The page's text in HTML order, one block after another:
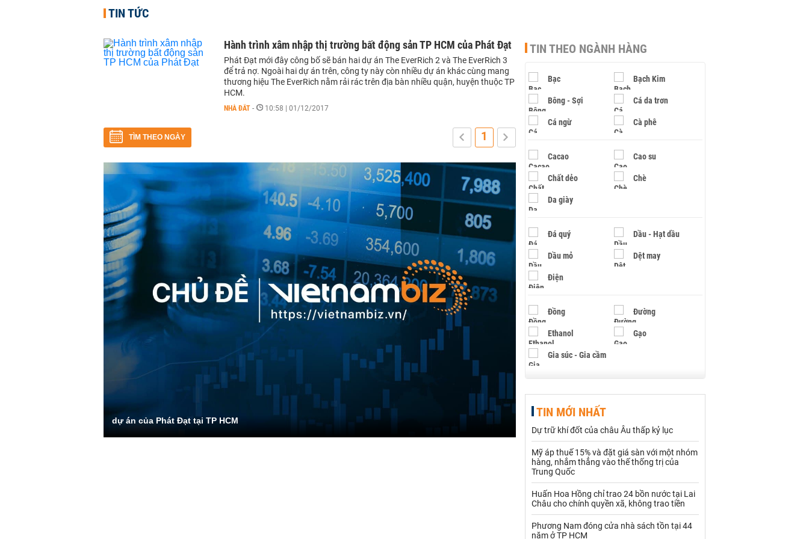
TIN TỨC
Hành trình xâm nhập thị trường bất động sản TP HCM của Phát Đạt
Phát Đạt mới đây công bố sẽ bán hai dự án The EverRich 2 và The EverRich 3
để trả nợ. Ngoài hai dự án trên, công ty này còn nhiều dự án khác cùng mang
thương hiệu The EverRich nằm rải rác trên địa bàn nhiều quận, huyện thuộc TP
HCM.
NHÀ ĐẤT - 10:58 | 01/12/2017
TÌM THEO NGÀY 1
dự án của Phát Đạt tại TP HCM
TIN THEO NGÀNH HÀNG
Bạc Bạch Kim
Bông - Sợi Cá da trơn
Cá ngừ Cà phê
Cacao Cao su
Chất dẻo Chè
Da giày
Đá quý Dầu - Hạt dầu
Dầu mỏ Dệt may
Điện
Đồng Đường
Ethanol Gạo
Gia súc - Gia cầm
Hạt điều
Khí đốt
Kim loại khác Mắc ca
Ngũ cốc
Nhựa - Hạt nhựa
TIN MỚI NHẤT
Dự trữ khí đốt của châu Âu thấp kỷ lục
Mỹ áp thuế 15% và đặt giá sàn với một nhóm
hàng, nhắm thẳng vào thế thống trị của
Trung Quốc
Huấn Hoa Hồng chỉ trao 24 bồn nước tại Lai
Châu cho chính quyền xã, không trao tiền
Phương Nam đóng cửa nhà sách tồn tại 44
năm ở TP HCM